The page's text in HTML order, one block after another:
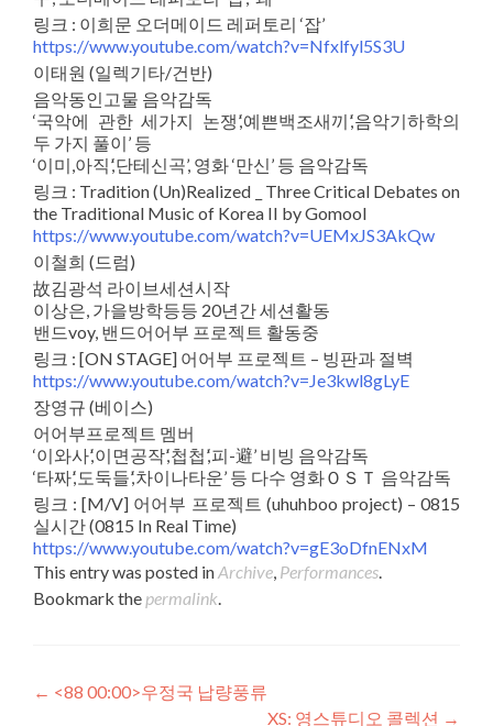
링크 : 이희문 오더메이드 레퍼토리 ‘잡’
https://www.youtube.com/watch?v=Nfxlfyl5S3U
이태원 (일렉기타/건반)
음악동인고물 음악감독
‘국악에 관한 세가지 논쟁’,‘예쁜백조새끼’,‘음악기하학의
두 가지 풀이’ 등
‘이미,아직’,‘단테신곡’, 영화 ‘만신’ 등 음악감독
링크 : Tradition (Un)Realized _ Three Critical Debates on
the Traditional Music of Korea II by Gomool
https://www.youtube.com/watch?v=UEMxJS3AkQw
이철희 (드럼)
故김광석 라이브세션시작
이상은, 가을방학등등 20년간 세션활동
밴드voy, 밴드어어부 프로젝트 활동중
링크 : [ON STAGE] 어어부 프로젝트 – 빙판과 절벽
https://www.youtube.com/watch?v=Je3kwl8gLyE
장영규 (베이스)
어어부프로젝트 멤버
‘이와사’,‘이면공작’,‘첩첩’,‘피-避’ 비빙 음악감독
‘타짜’,‘도둑들’,‘차이나타운’ 등 다수 영화ＯＳＴ 음악감독
링크 : [M/V] 어어부 프로젝트 (uhuhboo project) – 0815
실시간 (0815 In Real Time)
https://www.youtube.com/watch?v=gE3oDfnENxM
This entry was posted inArchive, Performances.
Bookmark the permalink.
Post navigation
← <88 00:00>우정국 납량풍류
XS: 영스튜디오 콜렉션 →